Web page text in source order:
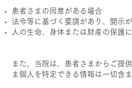
患者さまの同意がある場合
法令等に基づく要請があり、開示
人の生命、身体または財産の保護
また、当院は、患者さまからご提
ま個人を特定できる情報は一切含